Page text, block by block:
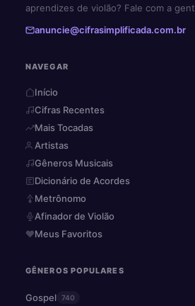
aprendizes de violão? Fale com a
anuncie@cifrasimplificada.com.br
NAVEGAR
Início
Cifras Recentes
Mais Tocadas
Artistas
Gêneros Musicais
Dicionário de Acordes
Metrônomo
Afinador de Violão
Meus Favoritos
GÊNEROS POPULARES
Gospel 740